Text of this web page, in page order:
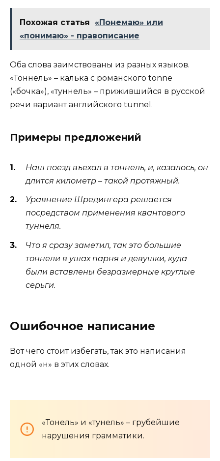
Похожая статья
«Понемаю» или
«понимаю» - правописание
Оба слова заимствованы из разных языков.
«Тоннель» – калька с романского tonne
(«бочка»), «туннель» – прижившийся в русской
речи вариант английского tunnel.
Примеры предложений
Наш поезд въехал в тоннель, и, казалось, он
длится километр – такой протяжный.
Уравнение Шредингера решается
посредством применения квантового
туннеля.
Что я сразу заметил, так это большие
тоннели в ушах парня и девушки, куда
были вставлены безразмерные круглые
серьги.
Ошибочное написание
Вот чего стоит избегать, так это написания
одной «н» в этих словах.
«Тонель» и «тунель» – грубейшие
нарушения грамматики.